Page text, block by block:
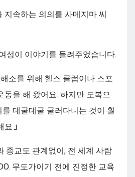
지속하는 의의를 사메지마 씨
성이 이야기를 들려주었습니다.
소를 위해 헬스 클럽이나 스포
동을 해 왔어요. 하지만 도복으
데굴데굴 굴러다니는 것이 훨
.」
종교도 관계없이, 전 세계 사람
무도가이기 전에 진정한 교육